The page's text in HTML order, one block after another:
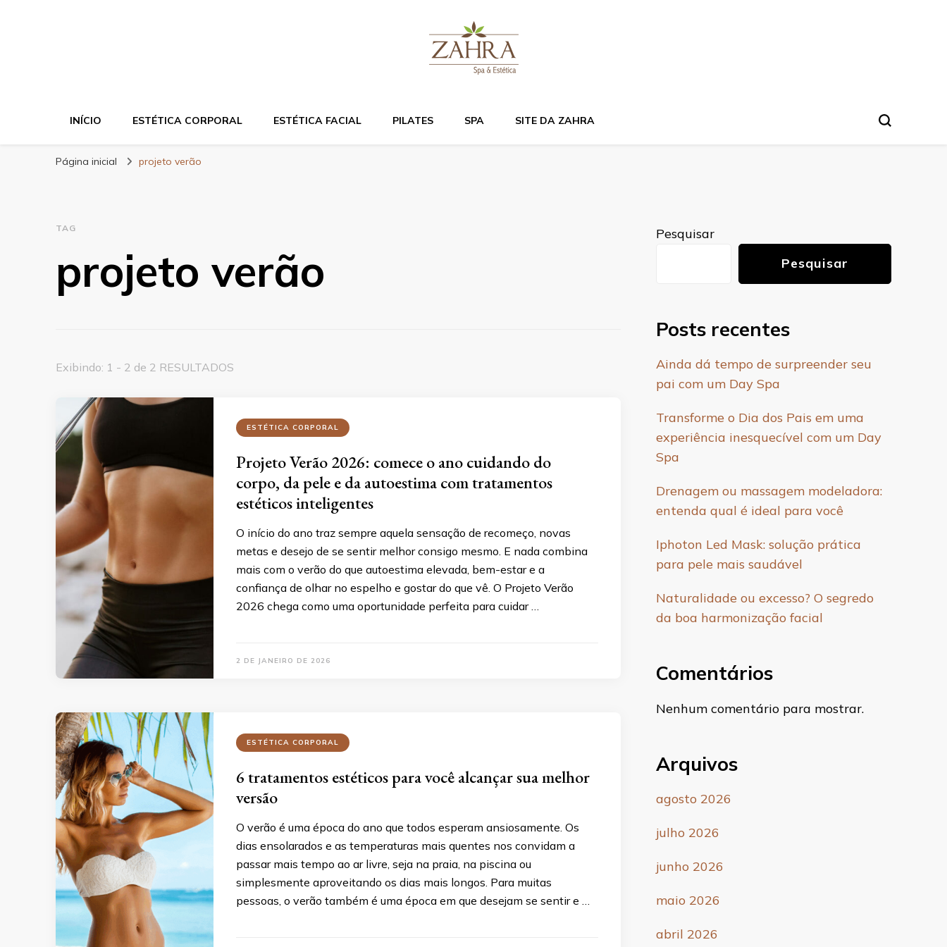
Blog da Zahra – Bem estar e relaxamento
INÍCIO ESTÉTICA CORPORAL ESTÉTICA FACIAL PILATES SPA SITE DA ZAHRA
Página inicial projeto verão
TAG
projeto verão
Exibindo: 1 - 2 de 2 RESULTADOS
ESTÉTICA CORPORAL
Projeto Verão 2026: comece o ano cuidando do
corpo, da pele e da autoestima com tratamentos
estéticos inteligentes
O início do ano traz sempre aquela sensação de recomeço, novas
metas e desejo de se sentir melhor consigo mesmo. E nada combina
mais com o verão do que autoestima elevada, bem-estar e a
confiança de olhar no espelho e gostar do que vê. O Projeto Verão
2026 chega como uma oportunidade perfeita para cuidar …
2 DE JANEIRO DE 2026
ESTÉTICA CORPORAL
6 tratamentos estéticos para você alcançar sua melhor
versão
O verão é uma época do ano que todos esperam ansiosamente. Os
dias ensolarados e as temperaturas mais quentes nos convidam a
passar mais tempo ao ar livre, seja na praia, na piscina ou
simplesmente aproveitando os dias mais longos. Para muitas
pessoas, o verão também é uma época em que desejam se sentir e …
Pesquisar
Pesquisar
Posts recentes
Ainda dá tempo de surpreender seu
pai com um Day Spa
Transforme o Dia dos Pais em uma
experiência inesquecível com um Day
Spa
Drenagem ou massagem modeladora:
entenda qual é ideal para você
Iphoton Led Mask: solução prática
para pele mais saudável
Naturalidade ou excesso? O segredo
da boa harmonização facial
Comentários
Nenhum comentário para mostrar.
Arquivos
agosto 2026
julho 2026
junho 2026
maio 2026
abril 2026